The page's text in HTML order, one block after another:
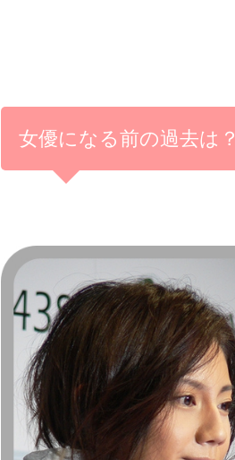
女優になる前の過去は？